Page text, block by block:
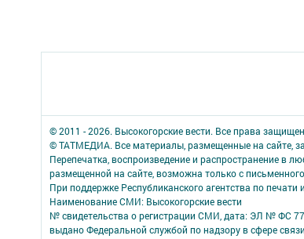
© 2011 - 2026. Высокогорские вести. Все права
© ТАТМЕДИА. Все материалы, размещенные на сайте,
Перепечатка, воспроизведение и распространение в
размещенной на сайте, возможна только с
При поддержке Республиканского агентства по
Наименование СМИ: Высокогорские вести
№ свидетельства о регистрации СМИ, дата: ЭЛ № ФС
выдано Федеральной службой по надзору в сфере связи,